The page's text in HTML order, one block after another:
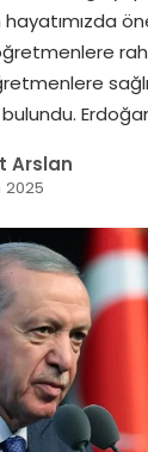
Arslan
2025